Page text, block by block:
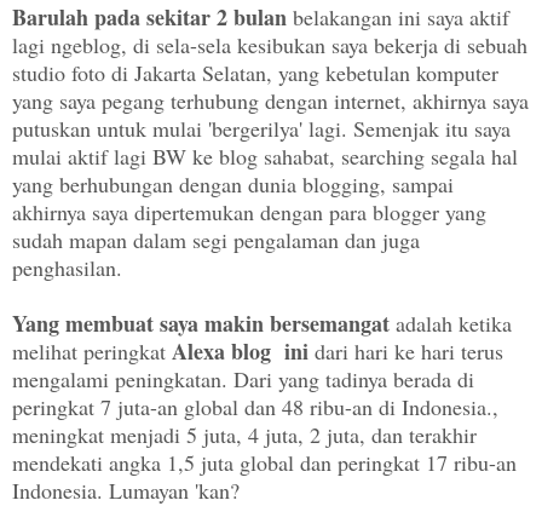
Barulah pada sekitar 2 bulan belakangan ini saya aktif
lagi ngeblog, di sela-sela kesibukan saya bekerja di sebuah
studio foto di Jakarta Selatan, yang kebetulan komputer
yang saya pegang terhubung dengan internet, akhirnya saya
putuskan untuk mulai 'bergerilya' lagi. Semenjak itu saya
mulai aktif lagi BW ke blog sahabat, searching segala hal
yang berhubungan dengan dunia blogging, sampai
akhirnya saya dipertemukan dengan para blogger yang
sudah mapan dalam segi pengalaman dan juga
penghasilan.
Yang membuat saya makin bersemangat adalah ketika
melihat peringkat Alexa blog ini dari hari ke hari terus
mengalami peningkatan. Dari yang tadinya berada di
peringkat 7 juta-an global dan 48 ribu-an di Indonesia.,
meningkat menjadi 5 juta, 4 juta, 2 juta, dan terakhir
mendekati angka 1,5 juta global dan peringkat 17 ribu-an
Indonesia. Lumayan 'kan?